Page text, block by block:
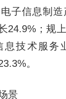
子信息制
24.9%；规
息技术服务
。
景